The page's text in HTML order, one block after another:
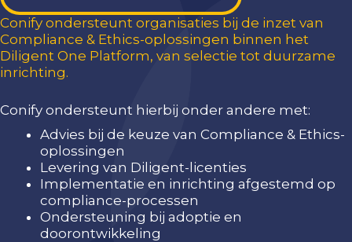
Conify ondersteunt organisaties bij de inzet van
Compliance & Ethics-oplossingen binnen het
Diligent One Platform, van selectie tot duurzame
inrichting.
Conify ondersteunt hierbij onder andere met:
Advies bij de keuze van Compliance & Ethics-
oplossingen
Levering van Diligent-licenties
Implementatie en inrichting afgestemd op
compliance-processen
Ondersteuning bij adoptie en
doorontwikkeling